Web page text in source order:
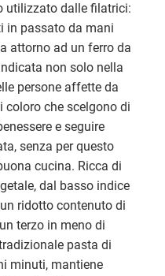
utilizzato dalle filatrici:
in passato da mani
attorno ad un ferro da
non solo nella
persone affette da
coloro che scelgono di
e seguire
senza per questo
cucina. Ricca di
dal basso indice
ridotto contenuto di
terzo in meno di
pasta di
minuti, mantiene